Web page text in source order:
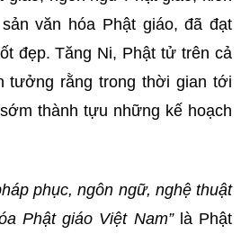
văn hóa Phật giáo, đã đạt
đẹp. Tăng Ni, Phật tử trên cả
tưởng rằng trong thời gian tới
thành tựu những kế hoạch
phục, ngôn ngữ, nghệ thuật
Phật giáo Việt Nam” là Phật